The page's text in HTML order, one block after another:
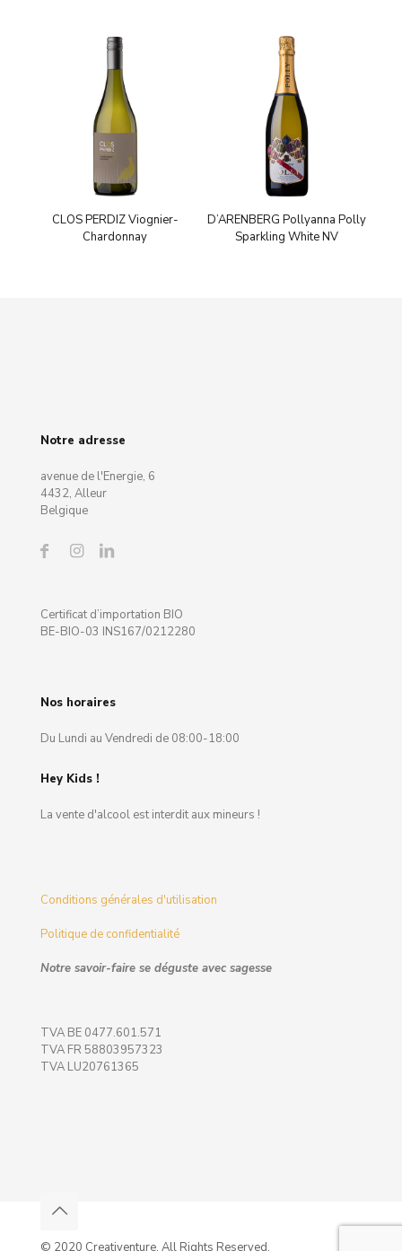
CLOS PERDIZ Viognier-
Chardonnay
D’ARENBERG Pollyanna Polly
Sparkling White NV
Notre adresse
avenue de l'Energie, 6
4432, Alleur
Belgique
Certificat d’importation BIO
BE-BIO-03 INS167/0212280
Nos horaires
Du Lundi au Vendredi de 08:00-18:00
Hey Kids !
La vente d'alcool est interdit aux mineurs !
Conditions générales d'utilisation
Politique de confidentialité
Notre savoir-faire se déguste avec sagesse
TVA BE 0477.601.571
TVA FR 58803957323
TVA LU20761365
© 2020 Creativenture. All Rights Reserved.